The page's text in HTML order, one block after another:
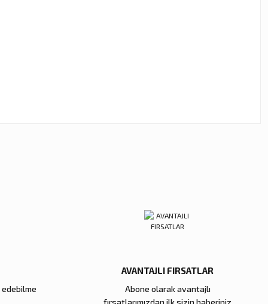
AVANTAJLI FIRSATLAR
Abone olarak avantajlı
fırsatlarımızdan ilk sizin haberiniz